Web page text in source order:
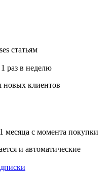
статьям
раз в неделю
новых клиентов
месяца с момента покупки
и автоматические